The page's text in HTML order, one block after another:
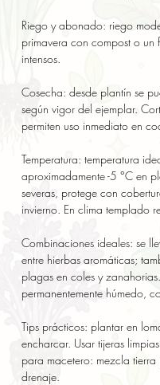
Riego y abonado: riego
primavera con compost o
intensos.
Cosecha: desde plantín se
según vigor del ejemplar.
permiten uso inmediato en
Temperatura: temperatura
aproximadamente -5 °C en
severas, protege con
invierno. En clima templado
Combinaciones ideales: se
entre hierbas aromáticas;
plagas en coles y
permanentemente húmedo,
Tips prácticos: plantar en
encharcar. Usar tijeras
para macetero: mezcla
drenaje.